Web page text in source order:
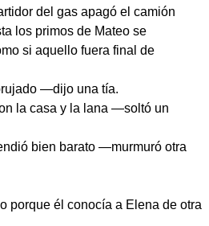
del gas apagó el camión
los primos de Mateo se
si aquello fuera final de
—dijo una tía.
la casa y la lana —soltó un
bien barato —murmuró otra
porque él conocía a Elena de otra